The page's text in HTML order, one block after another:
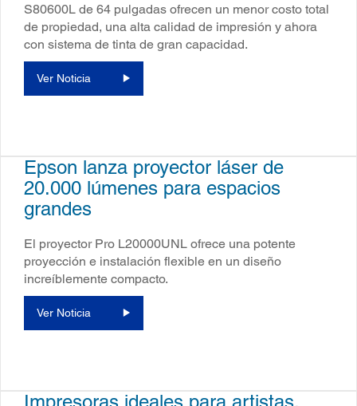
S80600L de 64 pulgadas ofrecen un menor costo total
de propiedad, una alta calidad de impresión y ahora
con sistema de tinta de gran capacidad.
Ver Noticia
Epson lanza proyector láser de
20.000 lúmenes para espacios
grandes
El proyector Pro L20000UNL ofrece una potente
proyección e instalación flexible en un diseño
increíblemente compacto.
Ver Noticia
Impresoras ideales para artistas,